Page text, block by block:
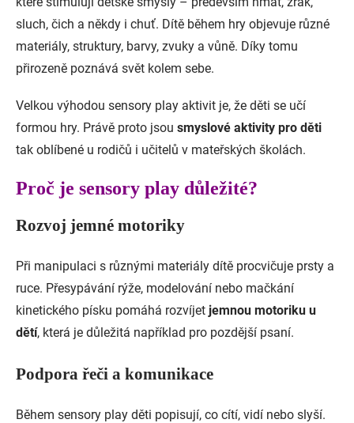
sluch, čich a někdy i chuť. Dítě během hry objevuje různé
materiály, struktury, barvy, zvuky a vůně. Díky tomu
přirozeně poznává svět kolem sebe.
Velkou výhodou sensory play aktivit je, že děti se učí
formou hry. Právě proto jsou smyslové aktivity pro děti
tak oblíbené u rodičů i učitelů v mateřských školách.
Proč je sensory play důležité?
Rozvoj jemné motoriky
Při manipulaci s různými materiály dítě procvičuje prsty a
ruce. Přesypávání rýže, modelování nebo mačkání
kinetického písku pomáhá rozvíjet jemnou motoriku u
dětí, která je důležitá například pro pozdější psaní.
Podpora řeči a komunikace
Během sensory play děti popisují, co cítí, vidí nebo slyší.